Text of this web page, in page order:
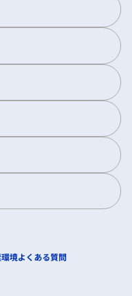
境よくある質問